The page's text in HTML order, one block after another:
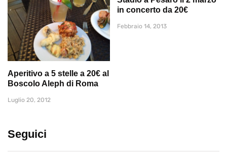
Aperitivo a 5 stelle a 20€ al
Boscolo Aleph di Roma
Luglio 20, 2012
in concerto da 20€
Febbraio 14, 2013
Seguici